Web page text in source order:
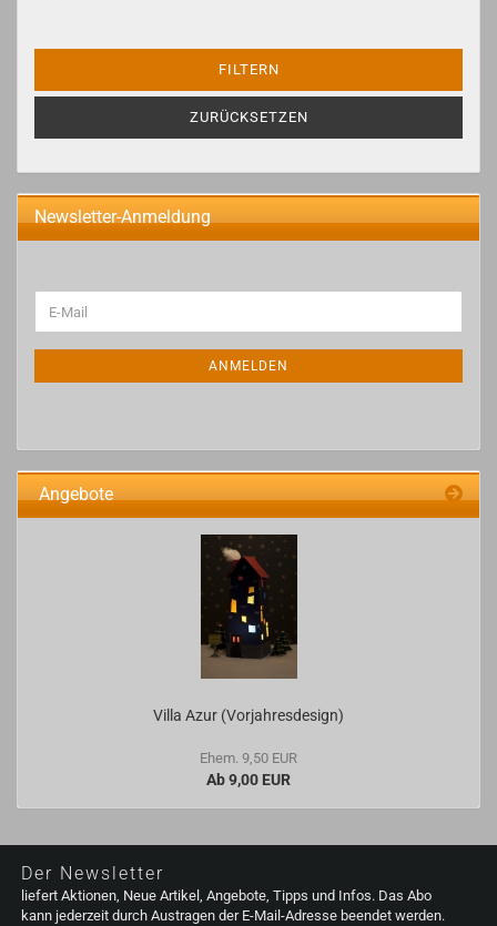
FILTERN
ZURÜCKSETZEN
Newsletter-Anmeldung
ZUR
E-
Mail
ANMELDEN
Angebote
Villa Azur (Vorjahresdesign)
Ehem. 9,50 EUR
Ab 9,00 EUR
Der Newsletter
liefert Aktionen, Neue Artikel, Angebote, Tipps und Infos. Das Abo
kann jederzeit durch Austragen der E-Mail-Adresse beendet werden.